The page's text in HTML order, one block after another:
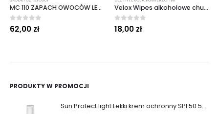
MC 110 ZAPACH OWOCÓW LEŚNYCH 5 L
0out of 5
62,00 zł
Velox Wipes alkoholowe chusteczki wkład 100 szt. Medisep
0out of 5
18,00 zł
PRODUKTY W PROMOCJI
Sun Protect light Lekki krem ochronny SPF50 50ml